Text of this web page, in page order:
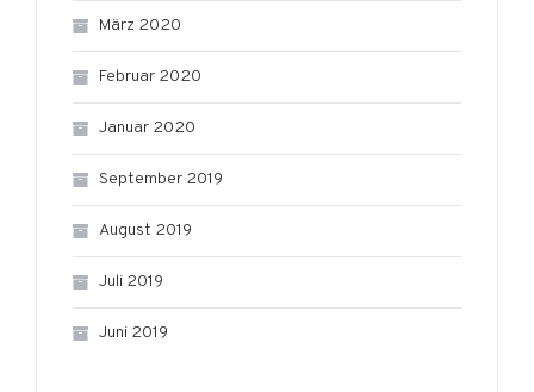
März 2020
Februar 2020
Januar 2020
September 2019
August 2019
Juli 2019
Juni 2019